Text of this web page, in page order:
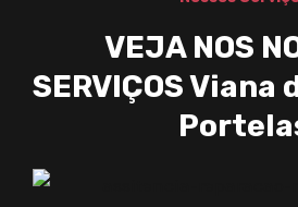
VEJA NOS
SERVIÇOS Viana